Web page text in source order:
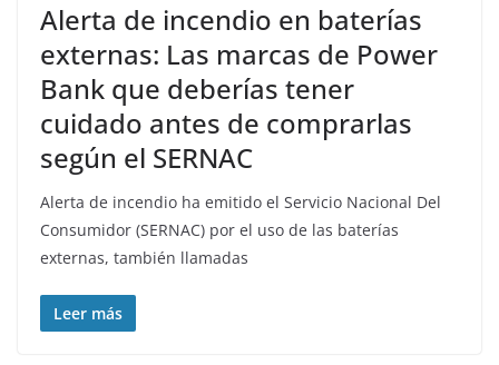
Alerta de incendio en baterías
externas: Las marcas de Power
Bank que deberías tener
cuidado antes de comprarlas
según el SERNAC
Alerta de incendio ha emitido el Servicio Nacional Del
Consumidor (SERNAC) por el uso de las baterías
externas, también llamadas
Leer más